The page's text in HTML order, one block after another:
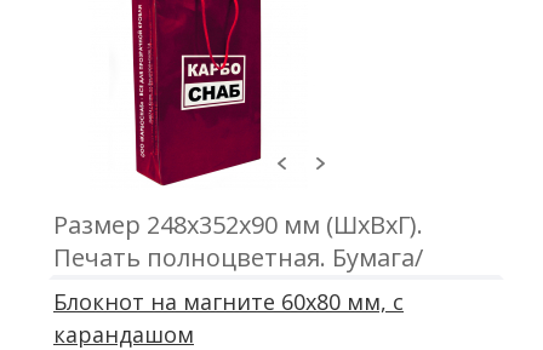
Размер 248х352х90 мм (ШхВхГ).
Печать полноцветная. Бумага/
картон 200 г/м2. Ламинация
глянецевая/матовая. Ручки-шнурки
Блокнот на магните 60х80 мм, с
карандашом